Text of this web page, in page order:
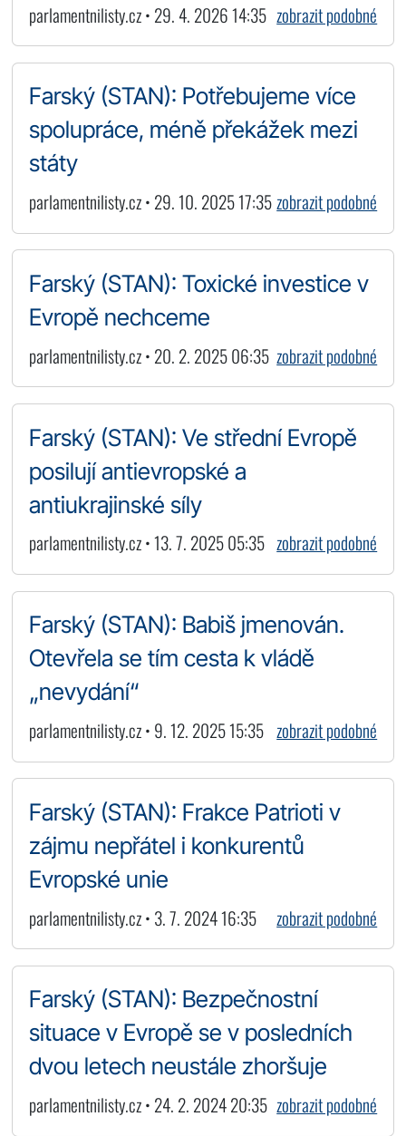
parlamentnilisty.cz • 29. 4. 2026 14:35 zobrazit podobné
Farský (STAN): Potřebujeme více
spolupráce, méně překážek mezi
státy
parlamentnilisty.cz • 29. 10. 2025 17:35zobrazit podobné
Farský (STAN): Toxické investice v
Evropě nechceme
parlamentnilisty.cz • 20. 2. 2025 06:35 zobrazit podobné
Farský (STAN): Ve střední Evropě
posilují antievropské a
antiukrajinské síly
parlamentnilisty.cz • 13. 7. 2025 05:35 zobrazit podobné
Farský (STAN): Babiš jmenován.
Otevřela se tím cesta k vládě
„nevydání“
parlamentnilisty.cz • 9. 12. 2025 15:35 zobrazit podobné
Farský (STAN): Frakce Patrioti v
zájmu nepřátel i konkurentů
Evropské unie
parlamentnilisty.cz • 3. 7. 2024 16:35 zobrazit podobné
Farský (STAN): Bezpečnostní
situace v Evropě se v posledních
dvou letech neustále zhoršuje
parlamentnilisty.cz • 24. 2. 2024 20:35 zobrazit podobné